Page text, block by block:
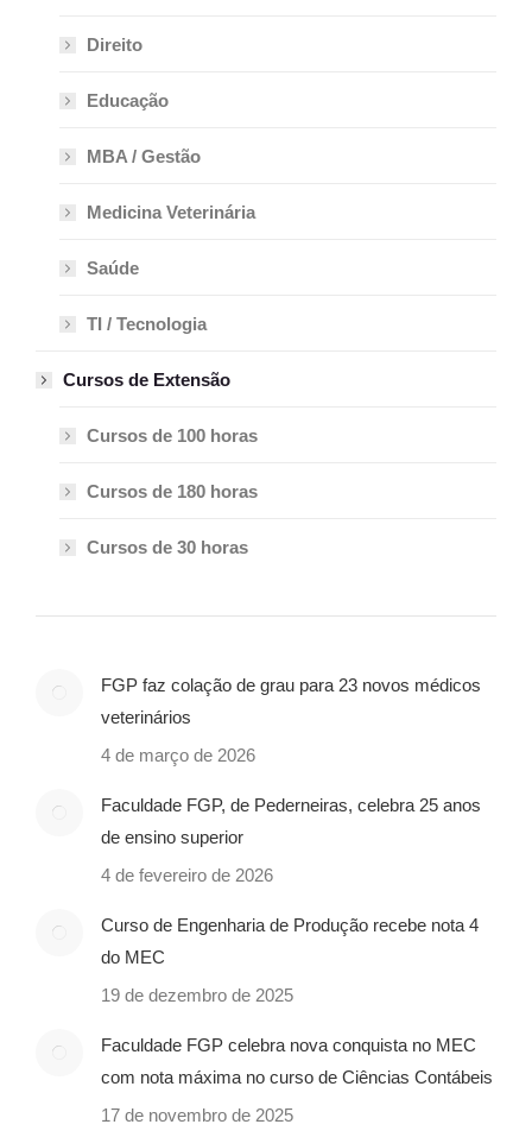
Direito
Educação
MBA / Gestão
Medicina Veterinária
Saúde
TI / Tecnologia
Cursos de Extensão
Cursos de 100 horas
Cursos de 180 horas
Cursos de 30 horas
FGP faz colação de grau para 23 novos médicos
veterinários
4 de março de 2026
Faculdade FGP, de Pederneiras, celebra 25 anos
de ensino superior
4 de fevereiro de 2026
Curso de Engenharia de Produção recebe nota 4
do MEC
19 de dezembro de 2025
Faculdade FGP celebra nova conquista no MEC
com nota máxima no curso de Ciências Contábeis
17 de novembro de 2025